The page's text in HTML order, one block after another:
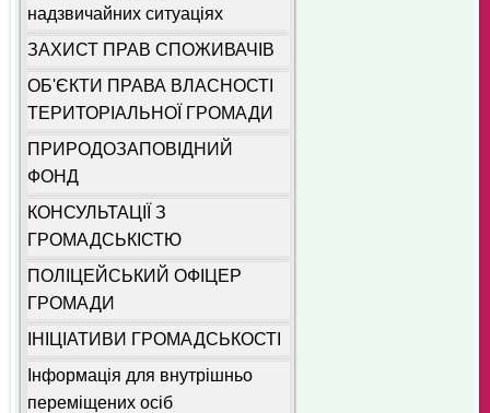
надзвичайних ситуаціях
ЗАХИСТ ПРАВ СПОЖИВАЧІВ
ОБ'ЄКТИ ПРАВА ВЛАСНОСТІ
ТЕРИТОРІАЛЬНОЇ ГРОМАДИ
ПРИРОДОЗАПОВІДНИЙ
ФОНД
КОНСУЛЬТАЦІЇ З
ГРОМАДСЬКІСТЮ
ПОЛІЦЕЙСЬКИЙ ОФІЦЕР
ГРОМАДИ
ІНІЦІАТИВИ ГРОМАДСЬКОСТІ
Інформація для внутрішньо
переміщених осіб